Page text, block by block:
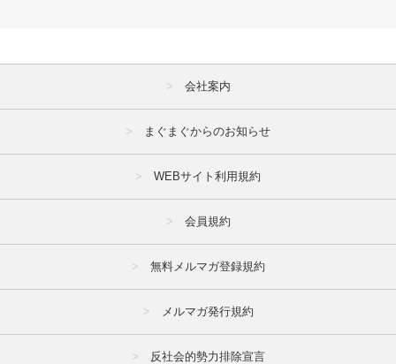
会社案内
まぐまぐからのお知らせ
WEBサイト利用規約
会員規約
無料メルマガ登録規約
メルマガ発行規約
反社会的勢力排除宣言